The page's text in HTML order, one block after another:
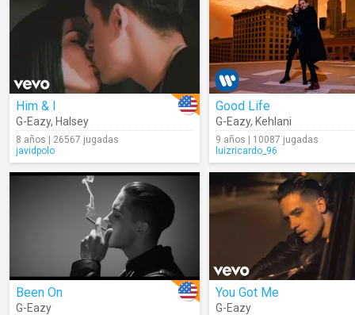
Him & I
G-Eazy, Halsey
8 años | 26567 jugadas
javidpolo
Good Life
G-Eazy, Kehlani
9 años | 10087 jugadas
luizricardo_96
Been On
G-Eazy
You Got Me
G-Eazy